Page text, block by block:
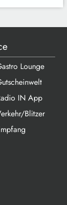
Lounge
IN App
Blitzer